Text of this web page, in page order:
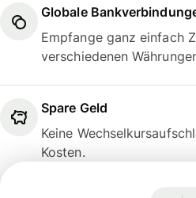
Globale
Empfange ganz einfach
verschiedenen
Spare Geld
Keine
Kosten.